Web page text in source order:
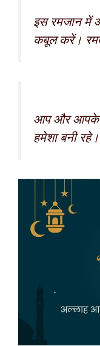
इस रमजान में
कबूल करें।
आप और आपके
हमेशा बनी